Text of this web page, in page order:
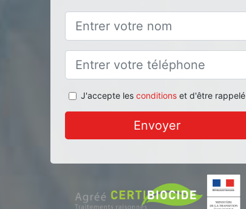
J'accepte les conditionset d'être rappelé
Envoyer